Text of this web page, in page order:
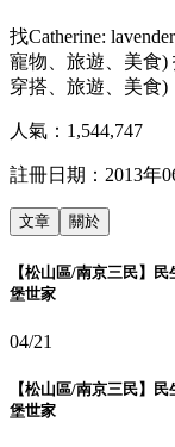
找Catherine:
寵物、旅遊、美食)
穿搭、旅遊、美食)
人氣： 1,544,747
註冊日期： 2013年
文章 關於
【松山區/南京三民】
堡世家
04/21
【松山區/南京三民】
堡世家